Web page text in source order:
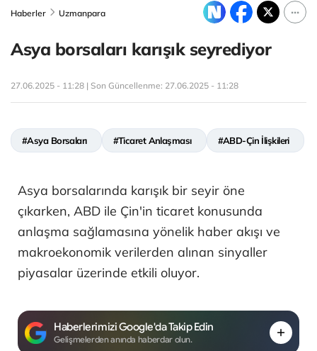
Haberler Uzmanpara
Asya borsaları karışık seyrediyor
27.06.2025 - 11:28 | Son Güncellenme: 27.06.2025 - 11:28
#Asya Borsaları #Ticaret Anlaşması #ABD-Çin İlişkileri
Asya borsalarında karışık bir seyir öne
çıkarken, ABD ile Çin'in ticaret konusunda
anlaşma sağlamasına yönelik haber akışı ve
makroekonomik verilerden alınan sinyaller
piyasalar üzerinde etkili oluyor.
Haberlerimizi Google'da Takip Edin
Gelişmelerden anında haberdar olun.